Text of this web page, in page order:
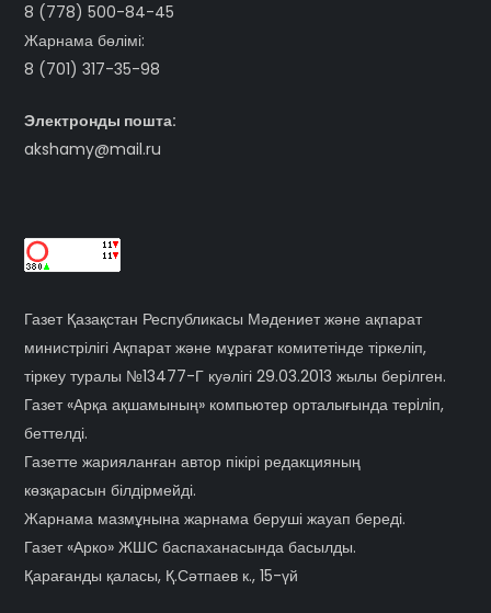
8 (778) 500-84-45
Жарнама бөлімі:
8 (701) 317-35-98
Электронды пошта:
akshamy@mail.ru
Газет Қазақстан Республикасы Мәдениет және ақпарат
министрілігі Ақпарат және мұрағат комитетінде тіркеліп,
тіркеу туралы №13477-Г куәлігі 29.03.2013 жылы берілген.
Газет «Арқа ақшамының» компьютер орталығында терiлiп,
беттелді.
Газетте жарияланған автор пікірі редакцияның
көзқарасын білдірмейді.
Жарнама мазмұнына жарнама беруші жауап береді.
Газет «Арко» ЖШС баспаханасында басылды.
Қарағанды қаласы, Қ.Сәтпаев к., 15-үй